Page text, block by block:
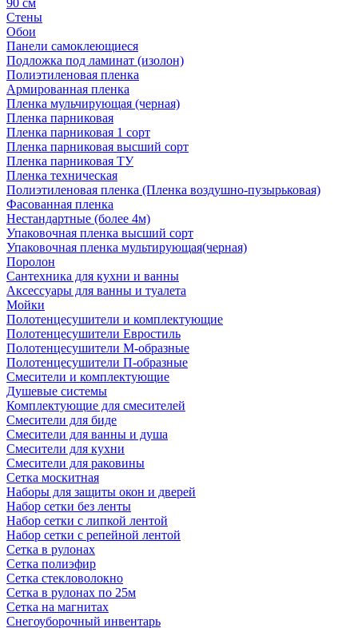
90 см
Стены
Обои
Панели самоклеющиеся
Подложка под ламинат (изолон)
Полиэтиленовая пленка
Армированная пленка
Пленка мульчирующая (черная)
Пленка парниковая
Пленка парниковая 1 сорт
Пленка парниковая высший сорт
Пленка парниковая ТУ
Пленка техническая
Полиэтиленовая пленка (Пленка воздушно-пузырьковая)
Фасованная пленка
Нестандартные (более 4м)
Упаковочная пленка высший сорт
Упаковочная пленка мультирующая(черная)
Поролон
Сантехника для кухни и ванны
Аксессуары для ванны и туалета
Мойки
Полотенцесушители и комплектующие
Полотенцесушители Евростиль
Полотенцесушители М-образные
Полотенцесушители П-образные
Смесители и комплектующие
Душевые системы
Комплектующие для смесителей
Смесители для биде
Смесители для ванны и душа
Смесители для кухни
Смесители для раковины
Сетка москитная
Наборы для защиты окон и дверей
Набор сетки без ленты
Набор сетки с липкой лентой
Набор сетки с репейной лентой
Сетка в рулонах
Сетка полиэфир
Сетка стекловолокно
Сетка в рулонах по 25м
Сетка на магнитах
Снегоуборочный инвентарь